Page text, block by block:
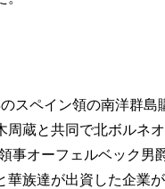
スペイン領の南洋群島
周蔵と共同で北ボルネ
事オーフェルベック男
華族達が出資した企業